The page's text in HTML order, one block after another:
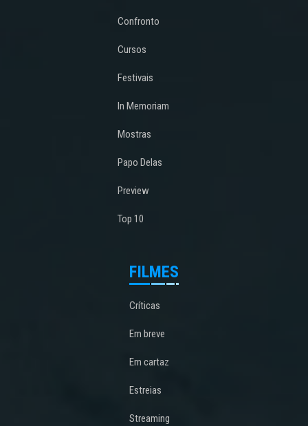
Confronto
Cursos
Festivais
In Memoriam
Mostras
Papo Delas
Preview
Top 10
FILMES
Críticas
Em breve
Em cartaz
Estreias
Streaming